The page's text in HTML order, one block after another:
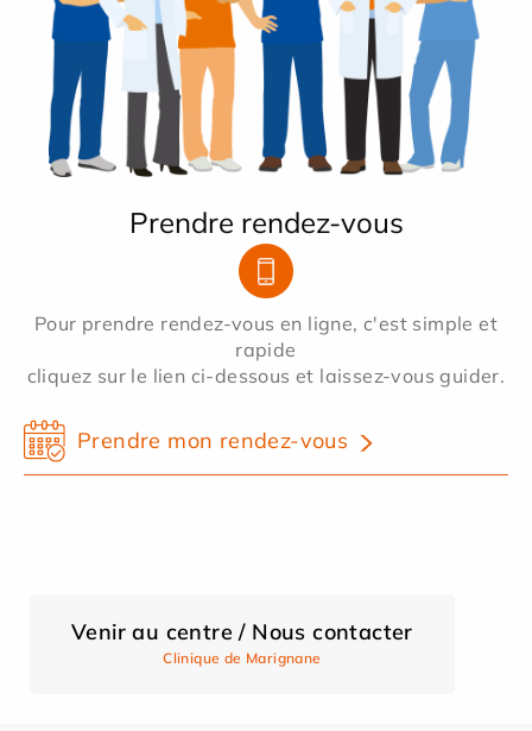
Prendre rendez-vous
Pour prendre rendez-vous en ligne, c'est simple et
rapide
cliquez sur le lien ci-dessous et laissez-vous guider.
Prendre mon rendez-vous
Venir au centre / Nous contacter
Clinique de Marignane